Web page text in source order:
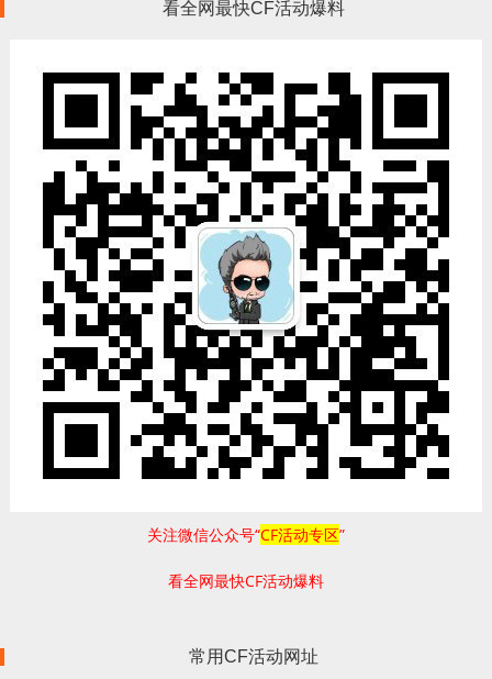
看全网最快CF活动爆料
关注微信公众号“CF活动专区”
看全网最快CF活动爆料
常用CF活动网址